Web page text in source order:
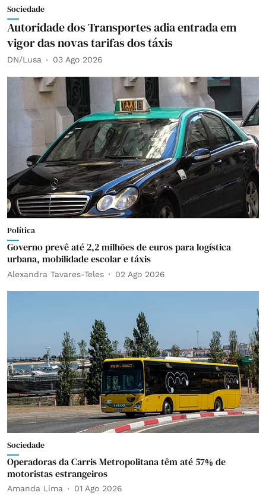
Sociedade
Autoridade dos Transportes adia entrada em
vigor das novas tarifas dos táxis
DN/Lusa 03 Ago 2026
Política
Governo prevê até 2,2 milhões de euros para logística
urbana, mobilidade escolar e táxis
Alexandra Tavares-Teles 02 Ago 2026
Sociedade
Operadoras da Carris Metropolitana têm até 57% de
motoristas estrangeiros
Amanda Lima 01 Ago 2026